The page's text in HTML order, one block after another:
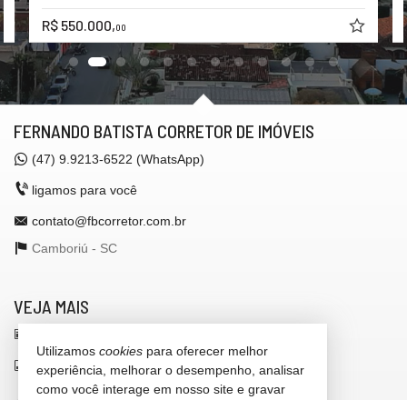
R$ 550.000,00
FERNANDO BATISTA CORRETOR DE IMÓVEIS
(47) 9.9213-6522 (WhatsApp)
ligamos para você
contato@fbcorretor.com.br
Camboriú - SC
VEJA MAIS
indicadores financeiros
cadastre seu imóvel
Utilizamos cookies para oferecer melhor
experiência, melhorar o desempenho, analisar
como você interage em nosso site e gravar